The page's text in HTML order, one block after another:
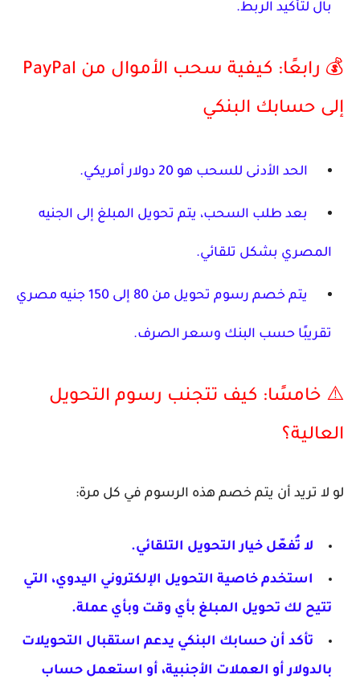
بال لتأكيد الربط.
💰 رابعًا: كيفية سحب الأموال من PayPal
إلى حسابك البنكي
الحد الأدنى للسحب هو 20 دولار أمريكي.
بعد طلب السحب، يتم تحويل المبلغ إلى الجنيه
المصري بشكل تلقائي.
يتم خصم رسوم تحويل من 80 إلى 150 جنيه مصري
تقريبًا حسب البنك وسعر الصرف.
⚠️ خامسًا: كيف تتجنب رسوم التحويل
العالية؟
لو لا تريد أن يتم خصم هذه الرسوم في كل مرة:
لا تُفعّل خيار التحويل التلقائي.
استخدم خاصية التحويل الإلكتروني اليدوي، التي
تتيح لك تحويل المبلغ بأي وقت وبأي عملة.
تأكد أن حسابك البنكي يدعم استقبال التحويلات
بالدولار أو العملات الأجنبية، أو استعمل حساب